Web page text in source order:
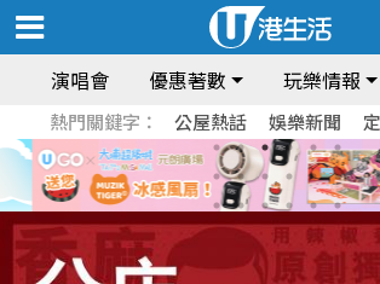
演唱會 優惠著數 玩樂情報
熱門關鍵字： 公屋熱話 娛樂新聞